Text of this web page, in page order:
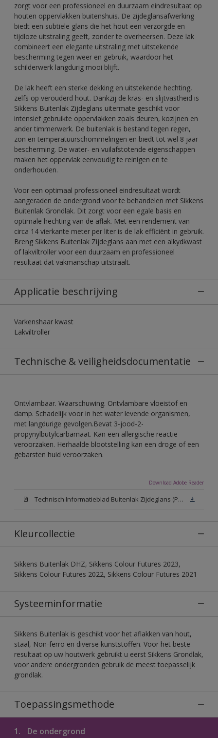
zorgt voor een professioneel en duurzaam eindresultaat op
houten oppervlakken buitenshuis. De zijdeglansafwerking
biedt een subtiele glans die het hout een verzorgde en
tijdloze uitstraling geeft, zonder te overheersen. Deze lak
combineert een elegante uitstraling met uitstekende
bescherming tegen weer en gebruik, waardoor het
schilderwerk langdurig mooi blijft.
De lak heeft een sterke dekking en uitstekende hechting,
zelfs op verouderd hout. Dankzij de kras- en slijtvastheid is
Sikkens Buitenlak Zijdeglans uitermate geschikt voor
intensief gebruikte oppervlakken zoals deuren, kozijnen en
ander timmerwerk. De buitenlak is bestand tegen regen,
zon en temperatuurschommelingen en biedt tot wel 8 jaar
bescherming. De water- en vuilafstotende eigenschappen
maken het oppervlak eenvoudig te reinigen en te
onderhouden.
Voor een optimaal professioneel eindresultaat wordt
aangeraden de ondergrond voor te behandelen met Sikkens
Buitenlak Grondlak. Dit zorgt voor een egale basis en
optimale hechting van de aflak. Met een rendement van
circa 14 vierkante meter per liter is de lak efficiënt in gebruik.
Breng Sikkens Buitenlak Zijdeglans aan met een alkydkwast
of lakviltroller voor een duurzaam en professioneel
resultaat dat vakmanschap uitstraalt.
Applicatie beschrijving
Varkenshaar kwast
Lakviltroller
Technische & veiligheidsdocumentatie
Ontvlambaar. Waarschuwing. Ontvlambare vloeistof en
damp. Schadelijk voor in het water levende organismen,
met langdurige gevolgen.Bevat 3-jood-2-
propynylbutylcarbamaat. Kan een allergische reactie
veroorzaken. Herhaalde blootstelling kan een droge of een
gebarsten huid veroorzaken.
Download Adobe Reader
Technisch Informatieblad Buitenlak Zijdeglans (PDF)
Kleurcollectie
Sikkens Buitenlak DHZ, Sikkens Colour Futures 2023,
Sikkens Colour Futures 2022, Sikkens Colour Futures 2021
Systeeminformatie
Sikkens Buitenlak is geschikt voor het aflakken van hout,
staal, Non-ferro en diverse kunststoffen. Voor het beste
resultaat op uw houtwerk gebruikt u eerst Sikkens Grondlak,
voor andere ondergronden gebruik de meest toepasselijk
grondlak.
Toepassingsmethode
1. De ondergrond